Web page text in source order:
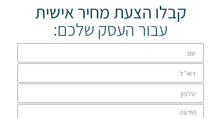
קבלו הצעת מחיר אישית
עבור העסק שלכם: